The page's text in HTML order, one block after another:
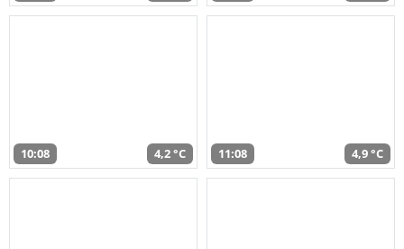
10:08 4,2 °C 11:08 4,9 °C